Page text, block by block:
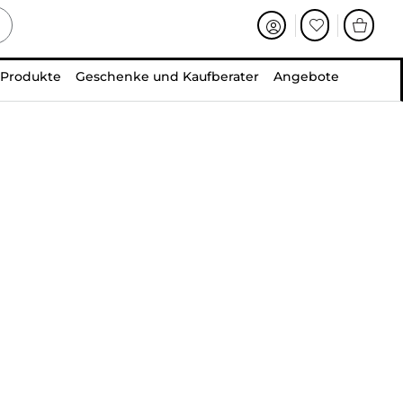
Geschenke und Kaufberater Angebote